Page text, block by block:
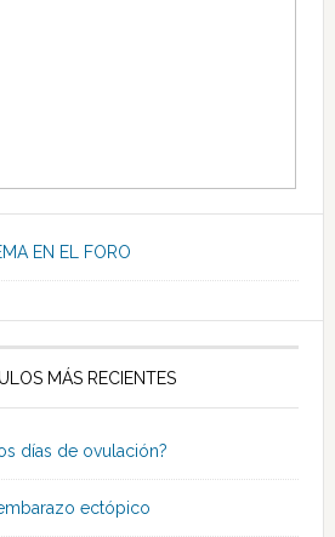
EN EL FORO
MÁS RECIENTES
días de ovulación?
ectópico